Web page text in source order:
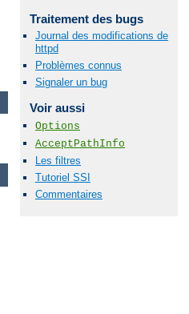
Traitement des bugs
Journal des modifications de
httpd
Problèmes connus
Signaler un bug
Voir aussi
Options
AcceptPathInfo
Les filtres
Tutoriel SSI
Commentaires